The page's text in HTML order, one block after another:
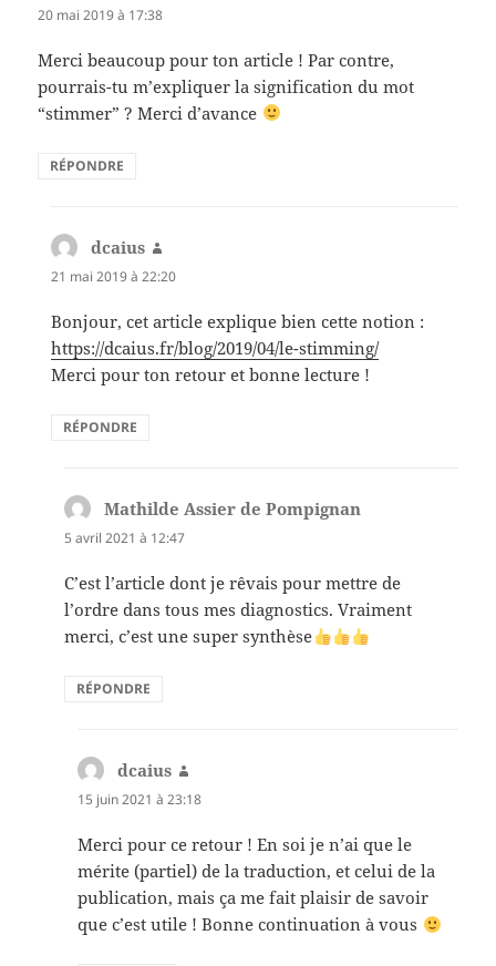
20 mai 2019 à 17:38
Merci beaucoup pour ton article ! Par contre,
pourrais-tu m’expliquer la signification du mot
“stimmer” ? Merci d’avance
RÉPONDRE
dcaius
21 mai 2019 à 22:20
Bonjour, cet article explique bien cette notion :
https://dcaius.fr/blog/2019/04/le-stimming/
Merci pour ton retour et bonne lecture !
RÉPONDRE
Mathilde Assier de Pompignan
5 avril 2021 à 12:47
C’est l’article dont je rêvais pour mettre de
l’ordre dans tous mes diagnostics. Vraiment
merci, c’est une super synthèse
RÉPONDRE
dcaius
15 juin 2021 à 23:18
Merci pour ce retour ! En soi je n’ai que le
mérite (partiel) de la traduction, et celui de la
publication, mais ça me fait plaisir de savoir
que c’est utile ! Bonne continuation à vous